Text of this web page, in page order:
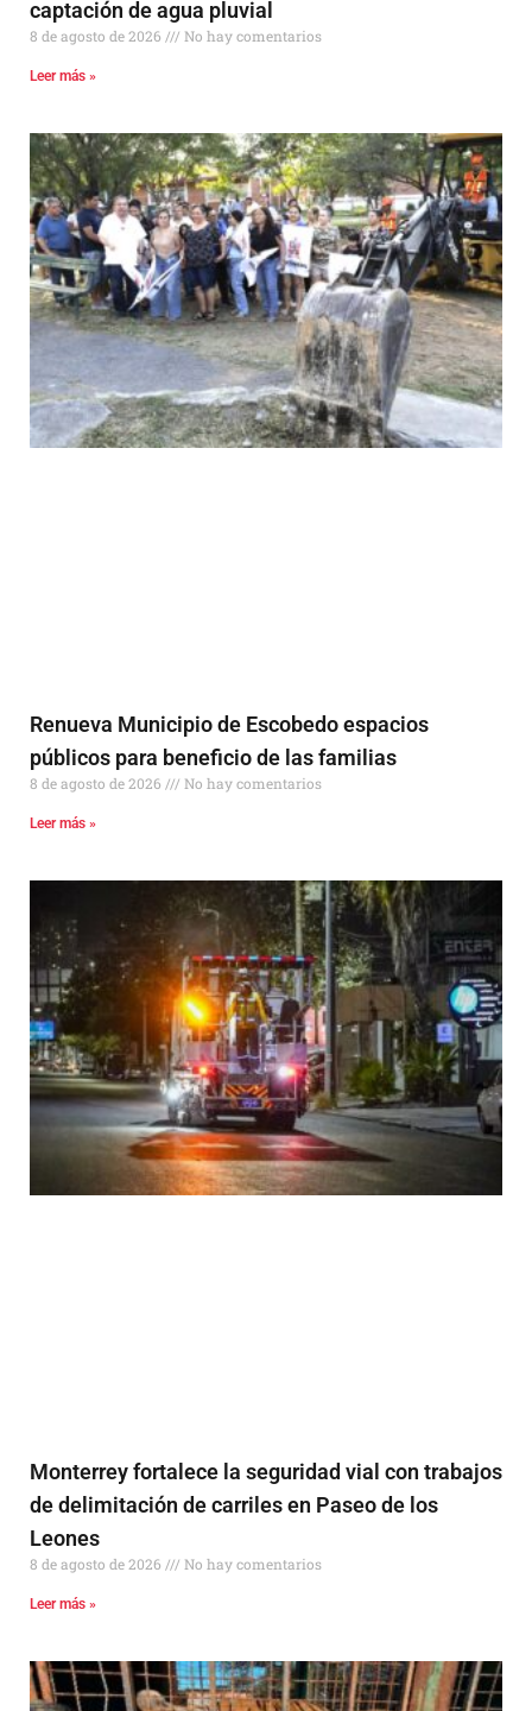
captación de agua pluvial
8 de agosto de 2026 No hay comentarios
Leer más »
Renueva Municipio de Escobedo espacios
públicos para beneficio de las familias
8 de agosto de 2026 No hay comentarios
Leer más »
Monterrey fortalece la seguridad vial con trabajos
de delimitación de carriles en Paseo de los
Leones
8 de agosto de 2026 No hay comentarios
Leer más »